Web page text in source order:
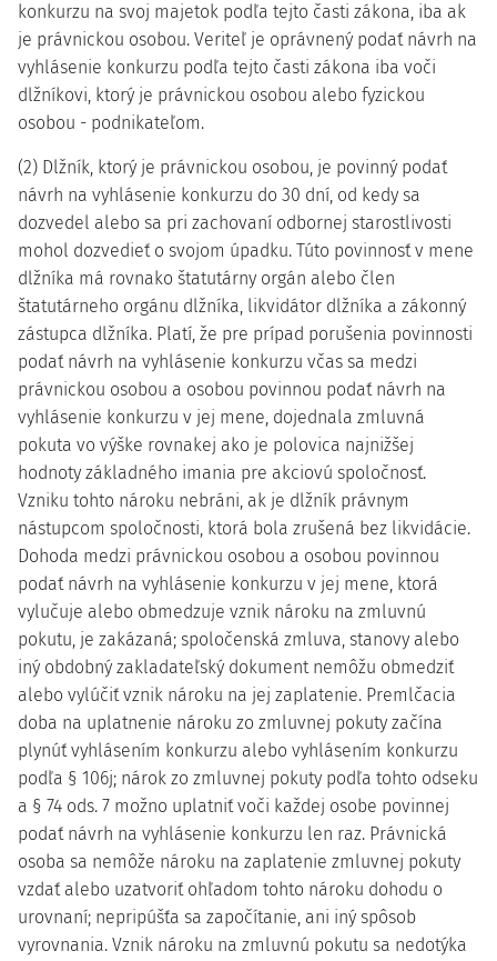
konkurzu na svoj majetok podľa tejto časti zákona, iba ak
je právnickou osobou. Veriteľ je oprávnený podať návrh na
vyhlásenie konkurzu podľa tejto časti zákona iba voči
dlžníkovi, ktorý je právnickou osobou alebo fyzickou
osobou - podnikateľom.
(2) Dlžník, ktorý je právnickou osobou, je povinný podať
návrh na vyhlásenie konkurzu do 30 dní, od kedy sa
dozvedel alebo sa pri zachovaní odbornej starostlivosti
mohol dozvedieť o svojom úpadku. Túto povinnosť v mene
dlžníka má rovnako štatutárny orgán alebo člen
štatutárneho orgánu dlžníka, likvidátor dlžníka a zákonný
zástupca dlžníka. Platí, že pre prípad porušenia povinnosti
podať návrh na vyhlásenie konkurzu včas sa medzi
právnickou osobou a osobou povinnou podať návrh na
vyhlásenie konkurzu v jej mene, dojednala zmluvná
pokuta vo výške rovnakej ako je polovica najnižšej
hodnoty základného imania pre akciovú spoločnosť.
Vzniku tohto nároku nebráni, ak je dlžník právnym
nástupcom spoločnosti, ktorá bola zrušená bez likvidácie.
Dohoda medzi právnickou osobou a osobou povinnou
podať návrh na vyhlásenie konkurzu v jej mene, ktorá
vylučuje alebo obmedzuje vznik nároku na zmluvnú
pokutu, je zakázaná; spoločenská zmluva, stanovy alebo
iný obdobný zakladateľský dokument nemôžu obmedziť
alebo vylúčiť vznik nároku na jej zaplatenie. Premlčacia
doba na uplatnenie nároku zo zmluvnej pokuty začína
plynúť vyhlásením konkurzu alebo vyhlásením konkurzu
podľa § 106j; nárok zo zmluvnej pokuty podľa tohto odseku
a § 74 ods. 7 možno uplatniť voči každej osobe povinnej
podať návrh na vyhlásenie konkurzu len raz. Právnická
osoba sa nemôže nároku na zaplatenie zmluvnej pokuty
vzdať alebo uzatvoriť ohľadom tohto nároku dohodu o
urovnaní; nepripúšťa sa započítanie, ani iný spôsob
vyrovnania. Vznik nároku na zmluvnú pokutu sa nedotýka